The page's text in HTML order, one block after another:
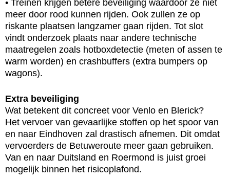
• Treinen krijgen betere beveiliging waardoor ze niet
meer door rood kunnen rijden. Ook zullen ze op
riskante plaatsen langzamer gaan rijden. Tot slot
vindt onderzoek plaats naar andere technische
maatregelen zoals hotboxdetectie (meten of assen te
warm worden) en crashbuffers (extra bumpers op
wagons).
Extra beveiliging
Wat betekent dit concreet voor Venlo en Blerick?
Het vervoer van gevaarlijke stoffen op het spoor van
en naar Eindhoven zal drastisch afnemen. Dit omdat
vervoerders de Betuweroute meer gaan gebruiken.
Van en naar Duitsland en Roermond is juist groei
mogelijk binnen het risicoplafond.